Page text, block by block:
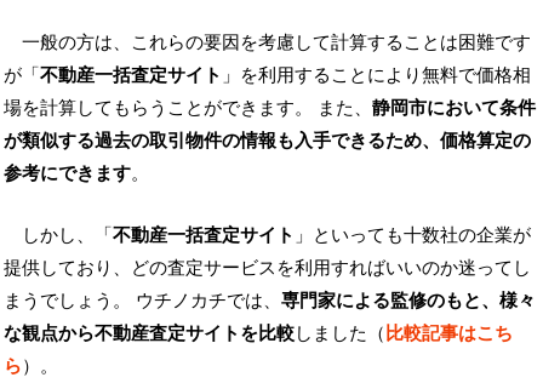
一般の方は、これらの要因を考慮して計算することは困難です
が「不動産一括査定サイト 」を利用することにより無料で価格相
場を計算してもらうことができます。 また、 静岡市において条件
が類似する過去の取引物件の情報も入手できるため、価格算定の
参考にできます。
しかし、「不動産一括査定サイト 」といっても十数社の企業が
提供しており、どの査定サービスを利用すればいいのか迷ってし
まうでしょう。 ウチノカチでは、 専門家による監修のもと、様々
な観点から不動産査定サイトを比較しました（比較記事はこち
ら）。